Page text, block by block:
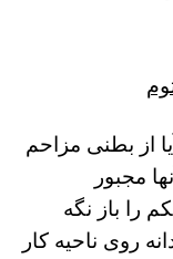
از بطنی مزاحم
مجبور
را باز نگه
روی ناحیه کار